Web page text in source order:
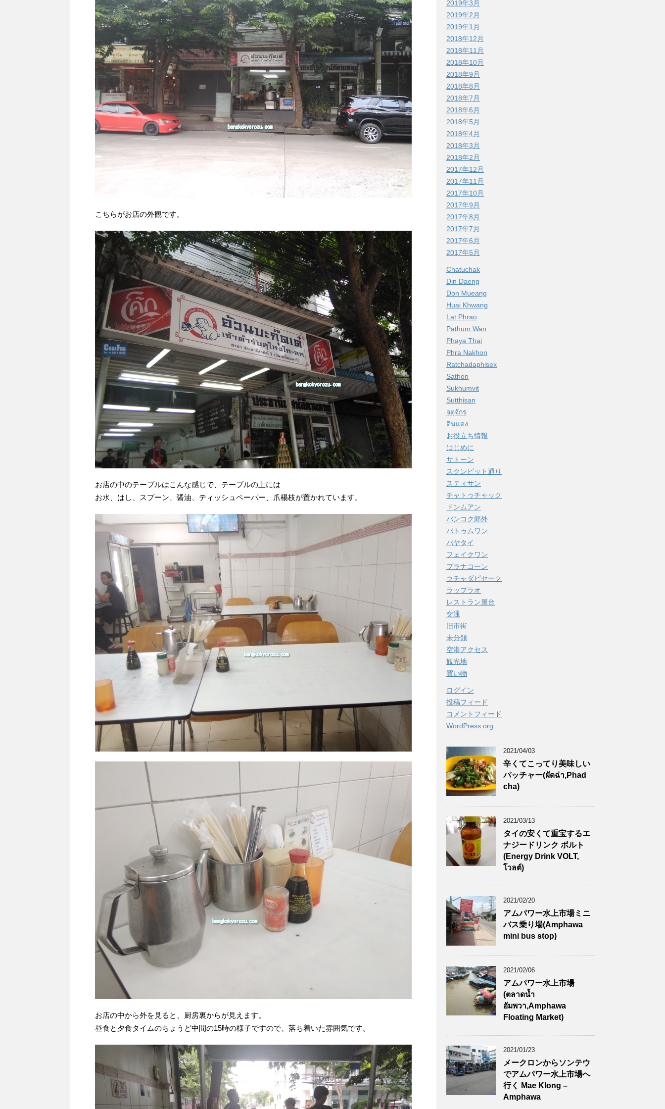
こちらがお店の外観です。
お店の中のテーブルはこんな感じで、テーブルの上には
お水、はし、スプーン、醤油、ティッシュペーパー、爪楊枝が置かれています。
お店の中から外を見ると、厨房裏からが見えます。
昼食と夕食タイムのちょうど中間の15時の様子ですので、落ち着いた雰囲気です。
2019年3月
2019年2月
2019年1月
2018年12月
2018年11月
2018年10月
2018年9月
2018年8月
2018年7月
2018年6月
2018年5月
2018年4月
2018年3月
2018年2月
2017年12月
2017年11月
2017年10月
2017年9月
2017年8月
2017年7月
2017年6月
2017年5月
Chatuchak
Din Daeng
Don Mueang
Huai Khwang
Lat Phrao
Pathum Wan
Phaya Thai
Phra Nakhon
Ratchadaphisek
Sathon
Sukhumvit
Sutthisan
จตุจักร
ดินแดง
お役立ち情報
はじめに
サトーン
スクンビット通り
スティサン
チャトゥチャック
ドンムアン
バンコク郊外
パトゥムワン
パヤタイ
フェイクワン
プラナコーン
ラチャダピセーク
ラップラオ
レストラン屋台
交通
旧市街
未分類
空港アクセス
観光地
買い物
ログイン
投稿フィード
コメントフィード
WordPress.org
2021/04/03
辛くてこってり美味しい
パッチャー(ผัดฉ่า,Phad
cha)
2021/03/13
タイの安くて重宝するエ
ナジードリンク ボルト
(Energy Drink VOLT,
โวลต์)
2021/02/20
アムパワー水上市場ミニ
バス乗り場(Amphawa
mini bus stop)
2021/02/06
アムパワー水上市場
(ตลาดน้ำ
อัมพวา,Amphawa
Floating Market)
2021/01/23
メークロンからソンテウ
でアムパワー水上市場へ
行く Mae Klong –
Amphawa